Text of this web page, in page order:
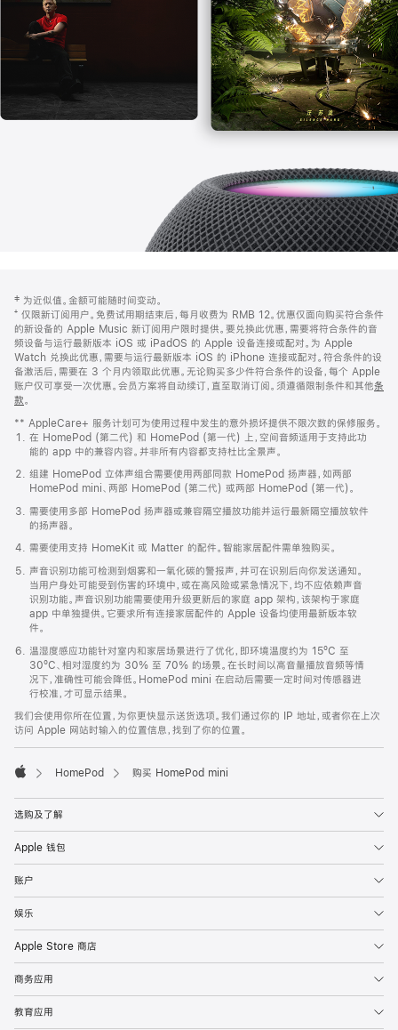
页
页
脚
注
‡ 为近似值。金额可能随时间变动。
⁺ 仅限新订阅用户。免费试用期结束后，每月收费为 RMB 12。优惠仅面向购买符合条件
的新设备的 Apple Music 新订阅用户限时提供。要兑换此优惠，需要将符合条件的音
频设备与运行最新版本 iOS 或 iPadOS 的 Apple 设备连接或配对。为 Apple
Watch 兑换此优惠，需要与运行最新版本 iOS 的 iPhone 连接或配对。符合条件的设
备激活后，需要在 3 个月内领取此优惠。无论购买多少件符合条件的设备，每个 Apple
账户仅可享受一次优惠。会员方案将自动续订，直至取消订阅。须遵循限制条件和其他条
款。
窗
口
中
打
开)
** AppleCare+ 服务计划可为使用过程中发生的意外损坏提供不限次数的保修服务。
在 HomePod (第二代) 和 HomePod (第一代) 上，空间音频适用于支持此功
能的 app 中的兼容内容。并非所有内容都支持杜比全景声。
组建 HomePod 立体声组合需要使用两部同款 HomePod 扬声器，如两部
HomePod mini、两部 HomePod (第二代) 或两部 HomePod (第一代)。
需要使用多部 HomePod 扬声器或兼容隔空播放功能并运行最新隔空播放软件
的扬声器。
需要使用支持 HomeKit 或 Matter 的配件。智能家居配件需单独购买。
声音识别功能可检测到烟雾和一氧化碳的警报声，并可在识别后向你发送通知。
当用户身处可能受到伤害的环境中，或在高风险或紧急情况下，均不应依赖声音
识别功能。声音识别功能需要使用升级更新后的家庭 app 架构，该架构于家庭
app 中单独提供。它要求所有连接家居配件的 Apple 设备均使用最新版本软
件。
温湿度感应功能针对室内和家居场景进行了优化，即环境温度约为 15ºC 至
30ºC、相对湿度约为 30% 至 70% 的场景。在长时间以高音量播放音频等情
况下，准确性可能会降低。HomePod mini 在启动后需要一定时间对传感器进
行校准，才可显示结果。
我们会使用你所在位置，为你更快显示送货选项。我们通过你的 IP 地址，或者你在上次
访问 Apple 网站时输入的位置信息，找到了你的位置。
HomePod 购买 HomePod mini
选购及了解
Apple 钱包
账户
娱乐
Apple Store 商店
商务应用
教育应用